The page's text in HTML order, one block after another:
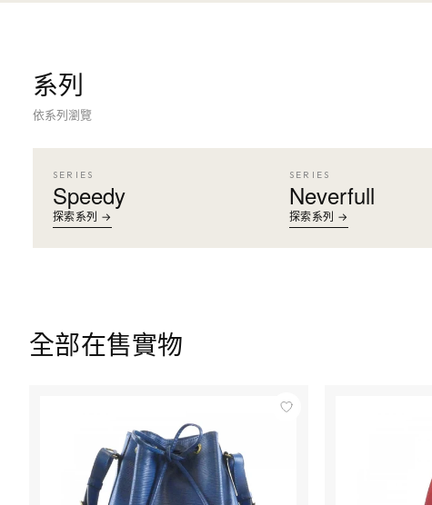
系列
依系列瀏覽
SERIES
Speedy
探索系列 →
SERIES
Neverfull
探索系列 →
全部在售實物